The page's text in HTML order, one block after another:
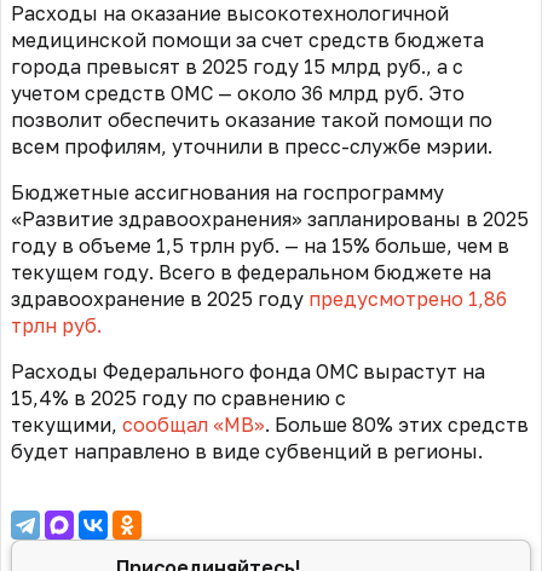
Расходы на оказание высокотехнологичной
медицинской помощи за счет средств бюджета
города превысят в 2025 году 15 млрд руб., а с
учетом средств ОМС — около 36 млрд руб. Это
позволит обеспечить оказание такой помощи по
всем профилям, уточнили в пресс-службе мэрии.
Бюджетные ассигнования на госпрограмму
«Развитие здравоохранения» запланированы в 2025
году в объеме 1,5 трлн руб. — на 15% больше, чем в
текущем году. Всего в федеральном бюджете на
здравоохранение в 2025 году предусмотрено 1,86
трлн руб.
Расходы Федерального фонда ОМС вырастут на
15,4% в 2025 году по сравнению с
текущими, сообщал «МВ». Больше 80% этих средств
будет направлено в виде субвенций в регионы.